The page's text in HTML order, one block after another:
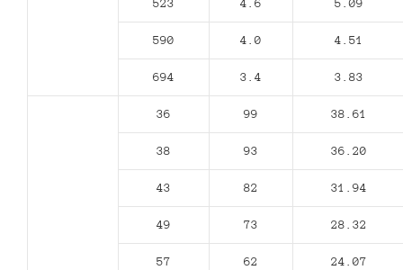
523 4.6 5.09
590 4.0 4.51
694 3.4 3.83
36 99 38.61
38 93 36.20
43 82 31.94
49 73 28.32
57 62 24.07